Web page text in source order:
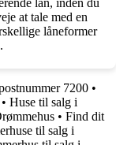
lån, inden du
at tale med en
låneformer
7200 •
• Huse til salg i
• Find dit
til salg i